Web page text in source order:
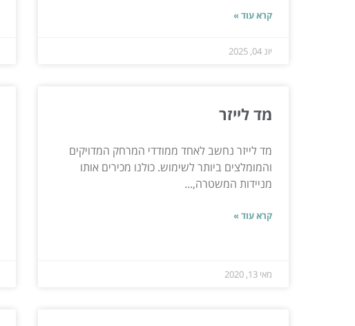
קרא עוד »
יונ 04, 2025
מד לייזר
מד לייזר נחשב לאחד ממודדי המרחק המדויקים
והמומלצים ביותר לשימוש. כולנו מכירים אותו
מניידות המשטרה,...
קרא עוד »
מאי 13, 2020